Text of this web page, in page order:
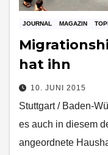
JOURNAL MAGAZIN
hat ihn
10. JUNI 2015
Stuttgart / Baden-
es auch in diesem
angeordnete